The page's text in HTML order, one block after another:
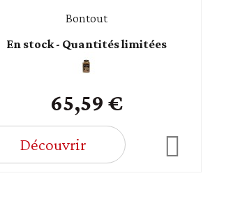
Bontout
En stock - Quantités limitées
65,59 €
Découvrir